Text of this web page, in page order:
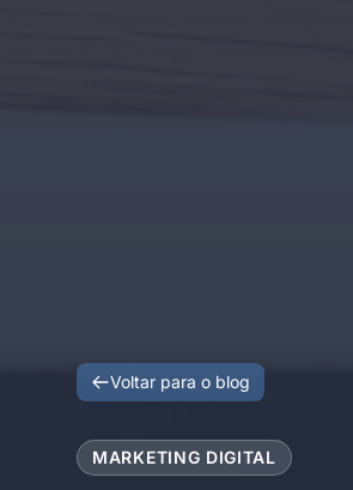
Voltar para o blog
MARKETING DIGITAL